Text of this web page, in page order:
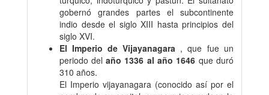
gobernó grandes partes el subcontinente
indio desde el siglo XIII hasta principios del
siglo XVI.
El Imperio de Vijayanagara , que fue un
periodo del año 1336 al año 1646 que duró
310 años.
El Imperio vijayanagara (conocido así por el